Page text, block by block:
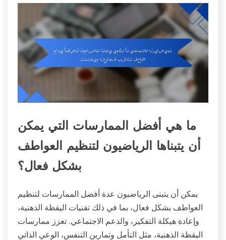
ما هي أفضل الممارسات التي يمكن
أن يتبناها الرياضيون لتنظيم العواطف
بشكل فعال؟
يمكن أن يتبنى الرياضيون عدة أفضل الممارسات لتنظيم
العواطف بشكل فعال، بما في ذلك تقنيات اليقظة الذهنية،
وإعادة هيكلة التفكير، والدعم الاجتماعي. تعزز ممارسات
اليقظة الذهنية، مثل التأمل وتمارين التنفس، الوعي الذاتي